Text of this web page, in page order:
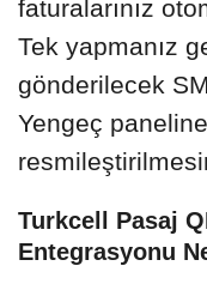
faturalarınız
Tek yapmanız
gönderilecek
Yengeç
Turkcell Pasaj
Entegrasyonu